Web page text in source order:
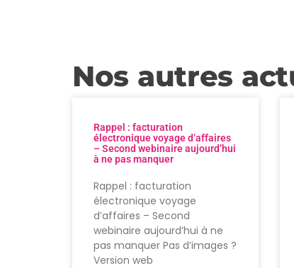
Nos autres
Rappel : facturation
électronique voyage d’affaires
– Second webinaire aujourd’hui
à ne pas manquer
Rappel : facturation
électronique voyage
d’affaires – Second
webinaire aujourd’hui à ne
pas manquer Pas d’images ?
Version web